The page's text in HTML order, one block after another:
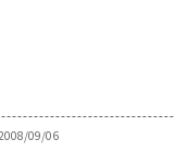
09/06